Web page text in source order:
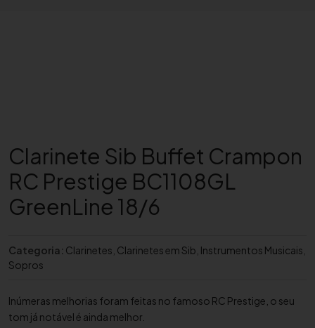
Clarinete Sib Buffet Crampon
RC Prestige BC1108GL
GreenLine 18/6
Categoria: Clarinetes Clarinetes em Sib Instrumentos Musicais
Sopros
Inúmeras melhorias foram feitas no famoso RC Prestige, o seu
tom já notável é ainda melhor.